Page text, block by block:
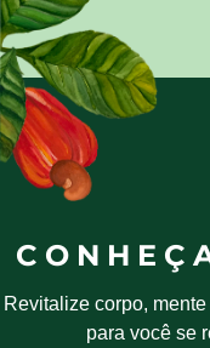
Revitalize corpo,
para você se